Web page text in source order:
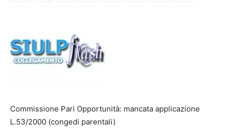
Commissione Pari Opportunità: mancata applicazione
L.53/2000 (congedi parentali)